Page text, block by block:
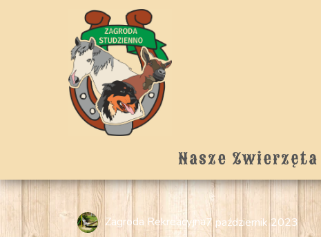
Nasze Zwierzęta
Zagroda Rekreacyjna7 październik 2023